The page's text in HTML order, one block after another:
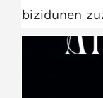
bizidunen